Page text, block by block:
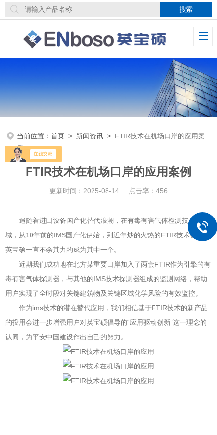
当前位置：首页 > 新闻资讯 > FTIR技术在机场口岸的应用案
例
FTIR技术在机场口岸的应用案例
更新时间：2025-08-14 | 点击率：456
追随着进口设备国产化替代浪潮，在有毒有害气体检测技术领
域，从10年前的IMS国产化伊始，到近年炒的火热的FTIR技术替代，
英宝硕一直不余其力的成为其中一个。
近期我们成功地在北方某重要口岸加入了两套FTIR作为引擎的有
毒有害气体探测器，与其他的IMS技术探测器组成的监测网络，帮助
用户实现了全时段对关键建筑物及关键区域化学风险的有效监控。
作为ims技术的潜在替代应用，我们相信基于FTIR技术的新产品
的投用会进一步增强用户对英宝硕倡导的“应用驱动创新”这一理念的
认同，为平安中国建设作出自己的努力。